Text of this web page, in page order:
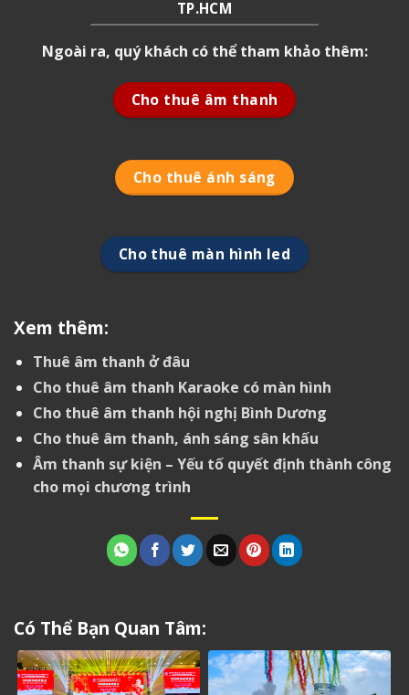
TP.HCM
Ngoài ra, quý khách có thể tham khảo thêm:
Cho thuê âm thanh
Cho thuê ánh sáng
Cho thuê màn hình led
Xem thêm:
Thuê âm thanh ở đâu
Cho thuê âm thanh Karaoke có màn hình
Cho thuê âm thanh hội nghị Bình Dương
Cho thuê âm thanh, ánh sáng sân khấu
Âm thanh sự kiện – Yếu tố quyết định thành công
cho mọi chương trình
Có Thể Bạn Quan Tâm: